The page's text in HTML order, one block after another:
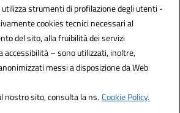
strumenti di profilazione degli utenti -
cookies tecnici necessari al
del sito, alla fruibilità dei servizi
accessibilità – sono utilizzati, inoltre,
messi a disposizione da Web
nostro sito, consulta la ns.Cookie Policy.
Amministrazioni (IPA): ISTSC_NAIC86400X
(CUF): UF5NKX
Powered by 3D Solution S.r.l.
& Design by Designers Italia